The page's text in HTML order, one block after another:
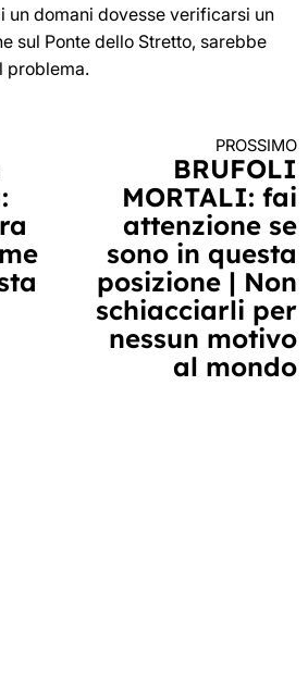
un domani dovesse verificarsi un
sul Ponte dello Stretto, sarebbe
problema.
PROSSIMO
BRUFOLI
MORTALI: fai
attenzione se
sono in questa
posizione | Non
schiacciarli per
nessun motivo
al mondo